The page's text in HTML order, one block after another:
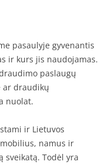
pasaulyje gyvenantis
ir kurs jis naudojamas.
paslaugų
ar draudikų
nuolat.
ir Lietuvos
namus ir
sveikatą. Todėl yra